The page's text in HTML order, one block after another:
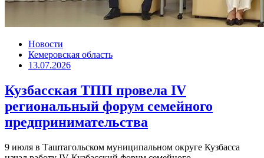
Новости
Кемеровская область
13.07.2026
Кузбасская ТПП провела IV
региональный форум семейного
предпринимательства
9 июля в Таштагольском муниципальном округе Кузбасса